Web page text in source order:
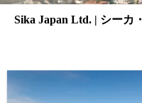
Sika Japan Ltd. | シーカ